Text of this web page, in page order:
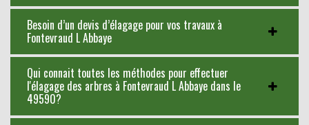
Besoin d’un devis d’élagage pour vos travaux à
Fontevraud L Abbaye
Qui connait toutes les méthodes pour effectuer
l'élagage des arbres à Fontevraud L Abbaye dans le
49590?